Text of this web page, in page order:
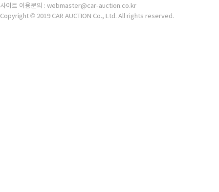
사이트 이용문의 : webmaster@car-auction.co.kr
Copyright © 2019 CAR AUCTION Co., Ltd. All rights reserved.